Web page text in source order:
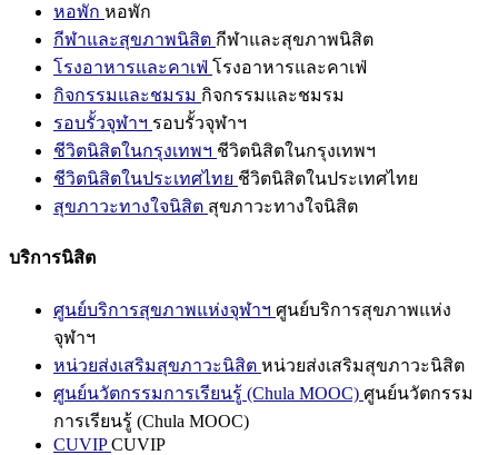
หอพัก หอพัก
กีฬาและสุขภาพนิสิต กีฬาและสุขภาพนิสิต
โรงอาหารและคาเฟ่ โรงอาหารและคาเฟ่
กิจกรรมและชมรม กิจกรรมและชมรม
รอบรั้วจุฬาฯ รอบรั้วจุฬาฯ
ชีวิตนิสิตในกรุงเทพฯ ชีวิตนิสิตในกรุงเทพฯ
ชีวิตนิสิตในประเทศไทย ชีวิตนิสิตในประเทศไทย
สุขภาวะทางใจนิสิต สุขภาวะทางใจนิสิต
บริการนิสิต
ศูนย์บริการสุขภาพแห่งจุฬาฯ ศูนย์บริการสุขภาพแห่ง
จุฬาฯ
หน่วยส่งเสริมสุขภาวะนิสิต หน่วยส่งเสริมสุขภาวะนิสิต
ศูนย์นวัตกรรมการเรียนรู้ (Chula MOOC) ศูนย์นวัตกรรม
การเรียนรู้ (Chula MOOC)
CUVIPCUVIP